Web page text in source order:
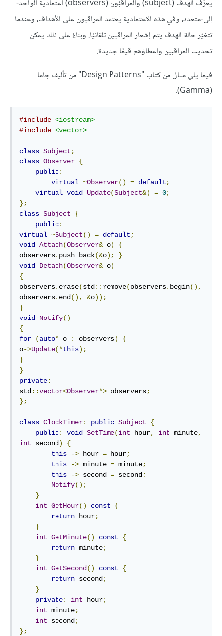
يعرِّف الهدف (subject) والمراقبُون (observers) اعتمادية الواحد-
إلى-متعدد، وفي هذه الاعتمادية يعتمد المراقبون على الأهداف، وعندما
تتغيّر حالة الهدف يتم إشعار المراقبين تلقائيًا. وبناءً على ذلك يمكن
تحديث المراقبين وإعطاؤهم قيمًا جديدة.
فيما يلي مثال من كتاب "Design Patterns" من تأليف جاما
(Gamma).
#include <iostream>
#include <vector>
class Subject;
class Observer {
public:
virtual ~Observer() = default;
virtual void Update(Subject&) = 0;
};
class Subject
{
public:
virtual ~Subject() = default;
void Attach(Observer& o)
{
observers. push_back(&o);
}
void Detach(Observer& o)
{
observers. erase(std:: remove(observers. begin(),
observers. end(), &o));
}
void Notify()
{
for
(auto* o : observers)
{
o->Update(*this);
}
}
private:
std::vector<Observer*> observers;
};
class ClockTimer: public Subject
{
public: void SetTime(int hour, int minute,
int second)
{
this
-> hour = hour;
this
-> minute = minute;
this
-> second = second;
Notify();
}
int GetHour() const
{
return hour;
}
int GetMinute() const
{
return minute;
}
int GetSecond() const
{
return second;
}
private: int hour;
int minute;
int second;
};